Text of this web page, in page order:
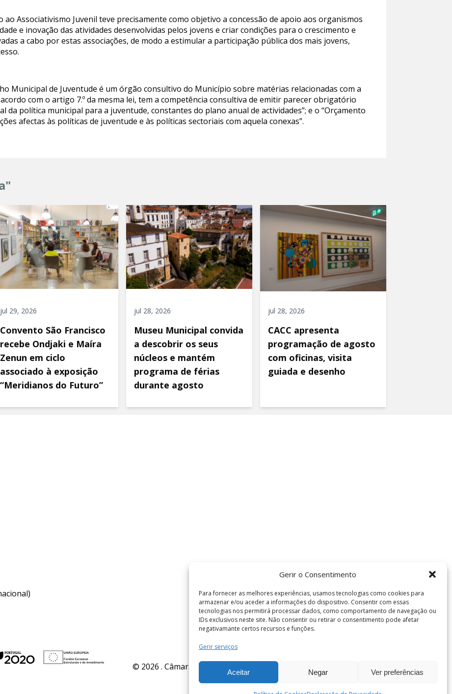
Gerir o Consentimento
Para fornecer as melhores experiências, usamos tecnologias como cookies para
armazenar e/ou aceder a informações do dispositivo. Consentir com essas
tecnologias nos permitirá processar dados, como comportamento de navegação ou
IDs exclusivos neste site. Não consentir ou retirar o consentimento pode afetar
negativamante certos recursos e funções.
Gerir serviços
Aceitar Negar Ver preferências
ao Associativismo Juvenil teve precisamente como objetivo a concessão de apoio aos organismos
e inovação das atividades desenvolvidas pelos jovens e criar condições para o crescimento e
a cabo por estas associações, de modo a estimular a participação pública dos mais jovens,
Municipal de Juventude é um órgão consultivo do Município sobre matérias relacionadas com a
com o artigo 7.º da mesma lei, tem a competência consultiva de emitir parecer obrigatório
da política municipal para a juventude, constantes do plano anual de actividades”; e o “Orçamento
afectas às políticas de juventude e às políticas sectoriais com aquela conexas”.
jul 29, 2026
Convento São Francisco
recebe Ondjaki e Maíra
Zenun em ciclo
associado à exposição
“Meridianos do Futuro”
jul 28, 2026
Museu Municipal convida
a descobrir os seus
núcleos e mantém
programa de férias
durante agosto
jul 28, 2026
CACC apresenta
programação de agosto
com oficinas, visita
guiada e desenho
© 2026 . Câmara Municipal de Coimbra . Todos os direitos reservados.